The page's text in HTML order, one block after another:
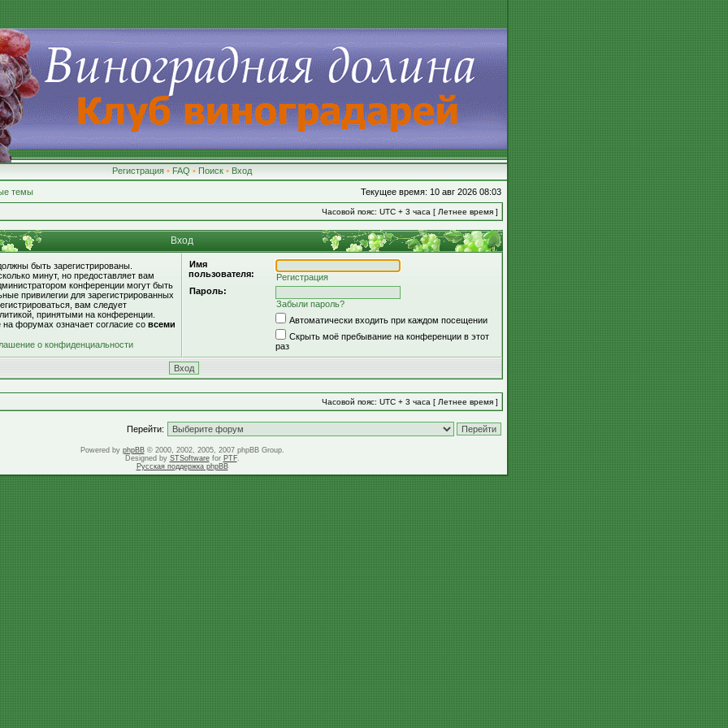
Регистрация • FAQ • Поиск • Вход
темы Текущее время: 10 авг 2026 08:03
Часовой пояс: UTC + 3 часа [ Летнее время ]
Вход
быть зарегистрированы.
минут, но предоставляет вам
конференции могут быть
привилегии для зарегистрированных
вам следует
принятыми на конференции.
форумах означает согласие со всеми
о конфиденциальности
Имя
пользователя:
Регистрация
Пароль:
Забыли пароль?
Автоматически входить при каждом посещении
Скрыть моё пребывание на конференции в этот
раз
Часовой пояс: UTC + 3 часа [ Летнее время ]
Перейти:
Powered by phpBB© 2000, 2002, 2005, 2007 phpBB Group.
Designed by STSoftwarefor PTF.
Русская поддержка phpBB